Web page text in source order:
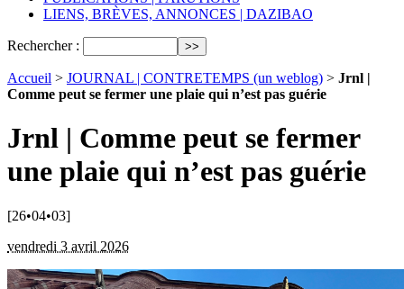
LIENS, BRÈVES, ANNONCES | DAZIBAO
Rechercher :
Accueil > JOURNAL | CONTRETEMPS (un weblog) > Jrnl |
Comme peut se fermer une plaie qui n’est pas guérie
Jrnl | Comme peut se fermer
une plaie qui n’est pas guérie
[26•04•03]
vendredi 3 avril 2026